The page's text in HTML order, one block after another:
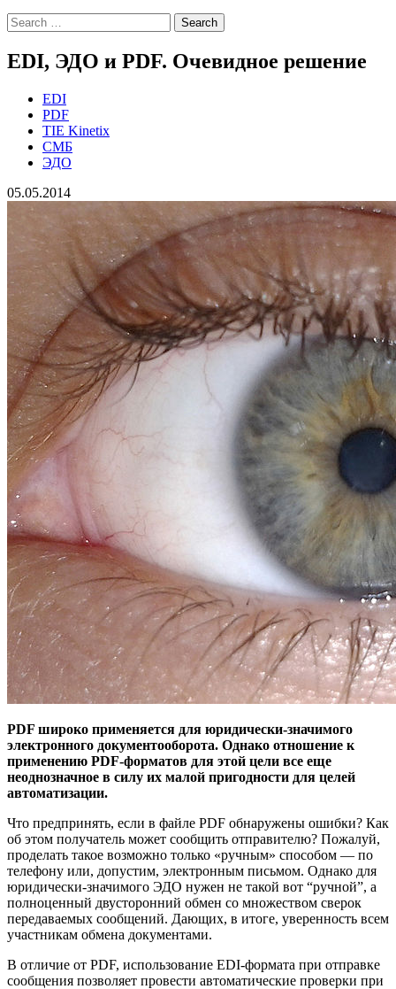
EDI, ЭДО и PDF. Очевидное решение
EDI
PDF
TIE Kinetix
СМБ
ЭДО
05.05.2014
PDF широко применяется для юридически-значимого
электронного документооборота. Однако отношение к
применению PDF-форматов для этой цели все еще
неоднозначное в силу их малой пригодности для целей
автоматизации.
Что предпринять, если в файле PDF обнаружены ошибки? Как
об этом получатель может сообщить отправителю? Пожалуй,
проделать такое возможно только «ручным» способом — по
телефону или, допустим, электронным письмом. Однако для
юридически-значимого ЭДО нужен не такой вот “ручной”, а
полноценный двусторонний обмен со множеством сверок
передаваемых сообщений. Дающих, в итоге, уверенность всем
участникам обмена документами.
В отличие от PDF, использование EDI-формата при отправке
сообщения позволяет провести автоматические проверки при